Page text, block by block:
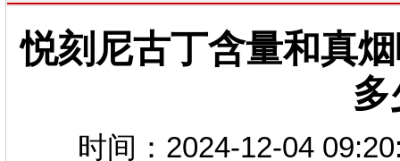
悦刻尼古丁含量和真
多
时间：2024-12-04